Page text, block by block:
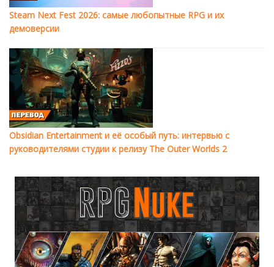
Steam Next Fest 2026: самые любопытные RPG и их
демоверсии
Obsidian Entertainment и её особый путь: интервью с
руководителями студии к релизу The Outer Worlds 2